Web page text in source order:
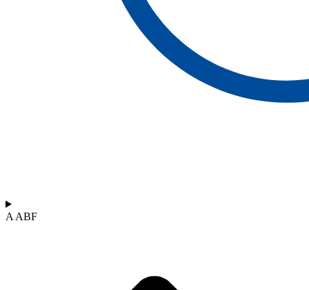
A ABF